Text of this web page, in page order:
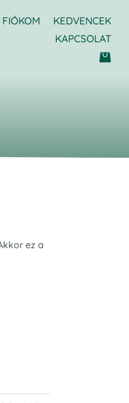
FIÓKOM
KEDVENCEK
KAPCSOLAT
ez a